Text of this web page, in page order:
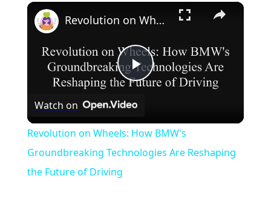
×
Play
Revolution on Wheels: How BMW's Groundbreaking Technologies Are Reshaping the Future of Driving
Watch on
Revolution on Wheels: How BMW's
Groundbreaking Technologies Are Reshaping
the Future of Driving